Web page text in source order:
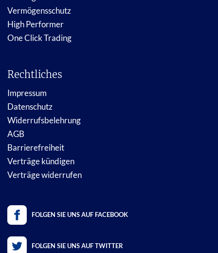
Vermögensschutz
High Performer
One Click Trading
Rechtliches
Impressum
Datenschutz
Widerrufsbelehrung
AGB
Barrierefreiheit
Verträge kündigen
Verträge widerrufen
FOLGEN SIE UNS AUF FACEBOOK
FOLGEN SIE UNS AUF TWITTER